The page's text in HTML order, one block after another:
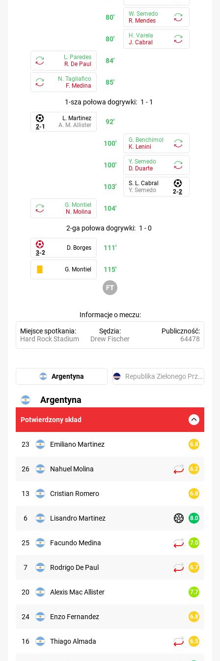
80'
W. Semedo
R. Mendes
80'
H. Varela
J. Cabral
84'
L. Paredes
R. De Paul
85'
N. Tagliafico
F. Medina
1-sza połowa dogrywki: 1 - 1
92'
2-1
L. Martinez
A. M. Allister
100'
G. Benchimol
K. Lenini
100'
Y. Semedo
D. Duarte
103'
2-2
S. L. Cabral
Y. Semedo
104'
G. Montiel
N. Molina
2-ga połowa dogrywki: 1 -0
111'
3-2
D. Borges
115'
G. Montiel
Informacje o meczu
Miejsce spotkania
Hard Rock Stadium
Sędzia
Drew Fischer
Publiczność
64478
Argentyna Republika Zielonego Przylądka
Argentyna
Potwierdzony skład
23 Emiliano Martinez 6.8
26 Nahuel Molina 6.2
13 Cristian Romero 6.8
6 Lisandro Martinez 8.0
25 Facundo Medina 7.0
7 Rodrigo De Paul 6.7
20 Alexis Mac Allister 7.7
24 Enzo Fernandez 6.8
16 Thiago Almada 6.5